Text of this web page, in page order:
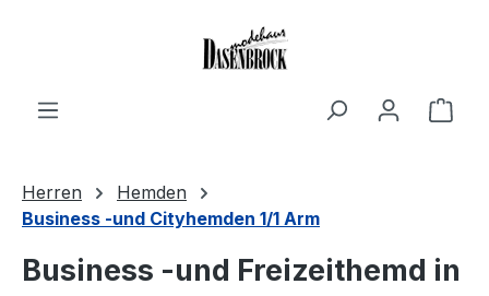
Herren
Hemden
Business -und Cityhemden 1/1 Arm
Business -und Freizeithemd in